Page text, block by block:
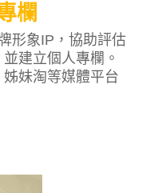
欄
形象IP，協助評估
建立個人專欄。
妹淘等媒體平台